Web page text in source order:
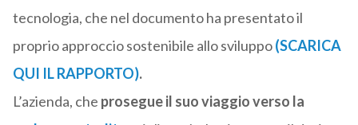
tecnologia, che nel documento ha presentato il
proprio approccio sostenibile allo sviluppo(SCARICA
QUI IL RAPPORTO).
L’azienda, che prosegue il suo viaggio verso la